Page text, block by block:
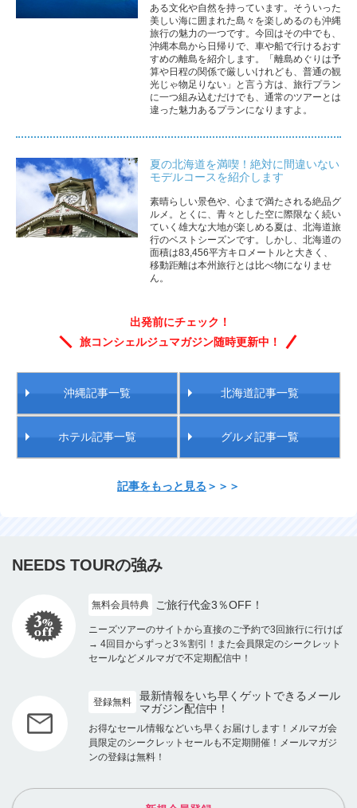
ある文化や自然を持っています。そういった
美しい海に囲まれた島々を楽しめるのも沖縄
旅行の魅力の一つです。今回はその中でも、
沖縄本島から日帰りで、車や船で行けるおす
すめの離島を紹介します。「離島めぐりは予
算や日程の関係で厳しいけれども、普通の観
光じゃ物足りない」と言う方は、旅行プラン
に一つ組み込むだけでも、通常のツアーとは
違った魅力あるプランになりますよ。
夏の北海道を満喫！絶対に間違いない
モデルコースを紹介します
素晴らしい景色や、心まで満たされる絶品グ
ルメ。とくに、青々とした空に際限なく続い
ていく雄大な大地が楽しめる夏は、北海道旅
行のベストシーズンです。しかし、北海道の
面積は83,456平方キロメートルと大きく、
移動距離は本州旅行とは比べ物になりませ
ん。
出発前にチェック！
旅コンシェルジュマガジン随時更新中！
沖縄記事一覧 北海道記事一覧
ホテル記事一覧 グルメ記事一覧
記事をもっと見る ＞＞＞
NEEDS TOURの強み
無料会員特典 ご旅行代金3％OFF！
ニーズツアーのサイトから直接のご予約で3回旅行に行けば
→ 4回目からずっと3％割引！また会員限定のシークレット
セールなどメルマガで不定期配信中！
登録無料
最新情報をいち早くゲットできるメール
マガジン配信中！
お得なセール情報などいち早くお届けします！メルマガ会
員限定のシークレットセールも不定期開催！メールマガジ
ンの登録は無料！